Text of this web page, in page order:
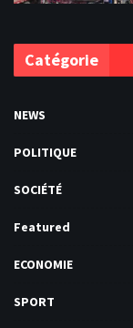
Catégorie
NEWS
POLITIQUE
SOCIÉTÉ
Featured
ECONOMIE
SPORT